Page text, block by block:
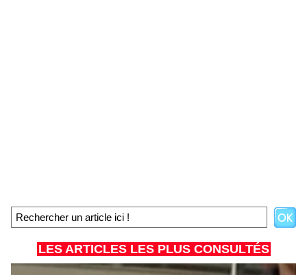
LES ARTICLES LES PLUS CONSULTÉS